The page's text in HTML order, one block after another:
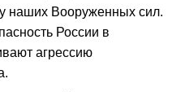
наших Вооруженных сил.
России в
агрессию